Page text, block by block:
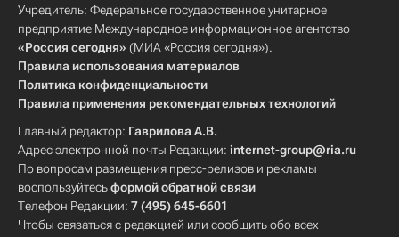
Учредитель: Федеральное государственное унитарное
предприятие Международное информационное агентство
«Россия сегодня» (МИА «Россия сегодня»).
Правила использования материалов
Политика конфиденциальности
Правила применения рекомендательных технологий
Главный редактор: Гаврилова А.В.
Адрес электронной почты Редакции: internet-group@ria.ru
По вопросам размещения пресс-релизов и рекламы
воспользуйтесьформой обратной связи
Телефон Редакции: 7 (495) 645-6601
Чтобы связаться с редакцией или сообщить обо всех